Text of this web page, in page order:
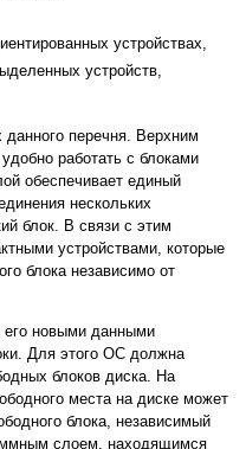
устройствах,
устройств,
перечня. Верхним
работать с блоками
обеспечивает единый
нескольких
блок. В связи с этим
устройствами, которые
блока независимо от
его новыми данными
Для этого ОС должна
блоков диска. На
места на диске может
блока, независимый
слоем, находящимся